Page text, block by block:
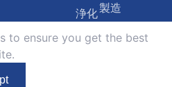
浄化製造
フィルターメディア
to ensure you get the best